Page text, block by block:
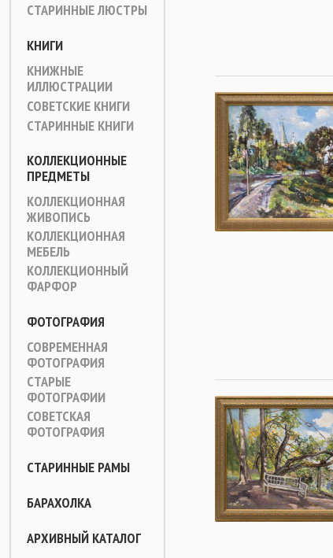
СТАРИННЫЕ ЛЮСТРЫ
КНИГИ
КНИЖНЫЕ
ИЛЛЮСТРАЦИИ
СОВЕТСКИЕ КНИГИ
СТАРИННЫЕ КНИГИ
КОЛЛЕКЦИОННЫЕ
ПРЕДМЕТЫ
КОЛЛЕКЦИОННАЯ
ЖИВОПИСЬ
КОЛЛЕКЦИОННАЯ
МЕБЕЛЬ
КОЛЛЕКЦИОННЫЙ
ФАРФОР
ФОТОГРАФИЯ
СОВРЕМЕННАЯ
ФОТОГРАФИЯ
СТАРЫЕ
ФОТОГРАФИИ
СОВЕТСКАЯ
ФОТОГРАФИЯ
СТАРИННЫЕ РАМЫ
БАРАХОЛКА
АРХИВНЫЙ КАТАЛОГ